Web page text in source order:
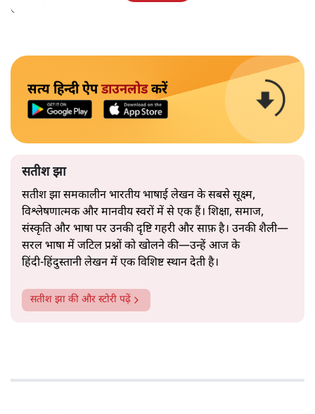
उतनी ही अनुमानित और दोहराव भरी।
सत्य हिन्दी ऐपडाउनलोडकरें
सतीश झा
सतीश झा समकालीन भारतीय भाषाई लेखन के सबसे सूक्ष्म,
विश्लेषणात्मक और मानवीय स्वरों में से एक हैं। शिक्षा, समाज,
संस्कृति और भाषा पर उनकी दृष्टि गहरी और साफ़ है। उनकी शैली—
सरल भाषा में जटिल प्रश्नों को खोलने की—उन्हें आज के
हिंदी‑हिंदुस्तानी लेखन में एक विशिष्ट स्थान देती है।
सतीश झा की और स्टोरी पढ़ें